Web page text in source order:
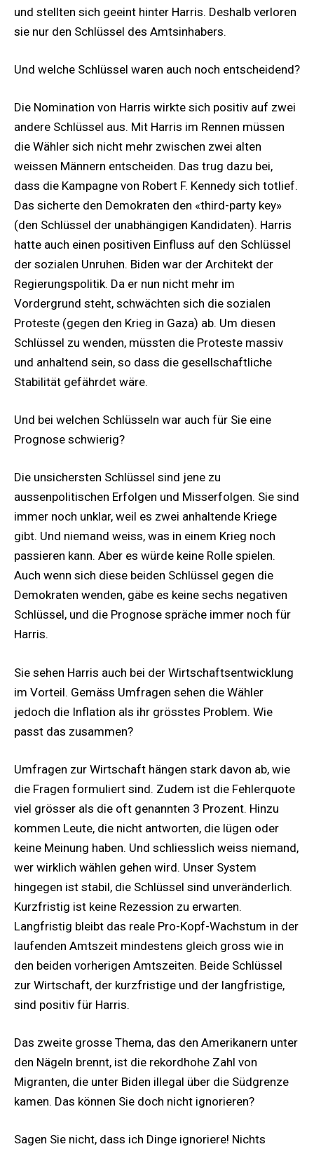
und stellten sich geeint hinter Harris. Deshalb verloren
sie nur den Schlüssel des Amtsinhabers.
Und welche Schlüssel waren auch noch entscheidend?
Die Nomination von Harris wirkte sich positiv auf zwei
andere Schlüssel aus. Mit Harris im Rennen müssen
die Wähler sich nicht mehr zwischen zwei alten
weissen Männern entscheiden. Das trug dazu bei,
dass die Kampagne von Robert F. Kennedy sich totlief.
Das sicherte den Demokraten den «third-party key»
(den Schlüssel der unabhängigen Kandidaten). Harris
hatte auch einen positiven Einfluss auf den Schlüssel
der sozialen Unruhen. Biden war der Architekt der
Regierungspolitik. Da er nun nicht mehr im
Vordergrund steht, schwächten sich die sozialen
Proteste (gegen den Krieg in Gaza) ab. Um diesen
Schlüssel zu wenden, müssten die Proteste massiv
und anhaltend sein, so dass die gesellschaftliche
Stabilität gefährdet wäre.
Und bei welchen Schlüsseln war auch für Sie eine
Prognose schwierig?
Die unsichersten Schlüssel sind jene zu
aussenpolitischen Erfolgen und Misserfolgen. Sie sind
immer noch unklar, weil es zwei anhaltende Kriege
gibt. Und niemand weiss, was in einem Krieg noch
passieren kann. Aber es würde keine Rolle spielen.
Auch wenn sich diese beiden Schlüssel gegen die
Demokraten wenden, gäbe es keine sechs negativen
Schlüssel, und die Prognose spräche immer noch für
Harris.
Sie sehen Harris auch bei der Wirtschaftsentwicklung
im Vorteil. Gemäss Umfragen sehen die Wähler
jedoch die Inflation als ihr grösstes Problem. Wie
passt das zusammen?
Umfragen zur Wirtschaft hängen stark davon ab, wie
die Fragen formuliert sind. Zudem ist die Fehlerquote
viel grösser als die oft genannten 3 Prozent. Hinzu
kommen Leute, die nicht antworten, die lügen oder
keine Meinung haben. Und schliesslich weiss niemand,
wer wirklich wählen gehen wird. Unser System
hingegen ist stabil, die Schlüssel sind unveränderlich.
Kurzfristig ist keine Rezession zu erwarten.
Langfristig bleibt das reale Pro-Kopf-Wachstum in der
laufenden Amtszeit mindestens gleich gross wie in
den beiden vorherigen Amtszeiten. Beide Schlüssel
zur Wirtschaft, der kurzfristige und der langfristige,
sind positiv für Harris.
Das zweite grosse Thema, das den Amerikanern unter
den Nägeln brennt, ist die rekordhohe Zahl von
Migranten, die unter Biden illegal über die Südgrenze
kamen. Das können Sie doch nicht ignorieren?
Sagen Sie nicht, dass ich Dinge ignoriere! Nichts